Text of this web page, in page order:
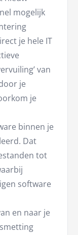
mogelijk
je hele IT
van
je
je
binnen je
Dat
tot
software
en naar je